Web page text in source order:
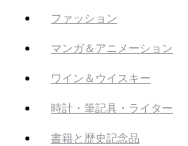
ファッション
マンガ＆アニメーション
ワイン＆ウイスキー
時計・筆記具・ライター
書籍と歴史記念品